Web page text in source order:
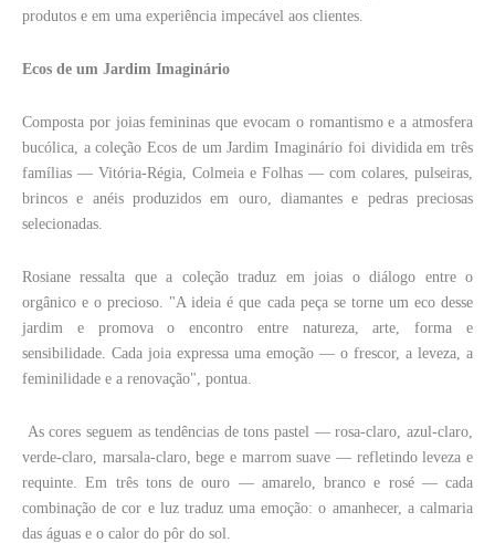
produtos e em uma experiência impecável aos clientes.
Ecos de um Jardim Imaginário
Composta por joias femininas que evocam o romantismo e a atmosfera
bucólica, a coleção Ecos de um Jardim Imaginário foi dividida em três
famílias — Vitória-Régia, Colmeia e Folhas — com colares, pulseiras,
brincos e anéis produzidos em ouro, diamantes e pedras preciosas
selecionadas.
Rosiane ressalta que a coleção traduz em joias o diálogo entre o
orgânico e o precioso. "A ideia é que cada peça se torne um eco desse
jardim e promova o encontro entre natureza, arte, forma e
sensibilidade. Cada joia expressa uma emoção — o frescor, a leveza, a
feminilidade e a renovação", pontua.
As cores seguem as tendências de tons pastel — rosa-claro, azul-claro,
verde-claro, marsala-claro, bege e marrom suave — refletindo leveza e
requinte. Em três tons de ouro — amarelo, branco e rosé — cada
combinação de cor e luz traduz uma emoção: o amanhecer, a calmaria
das águas e o calor do pôr do sol.